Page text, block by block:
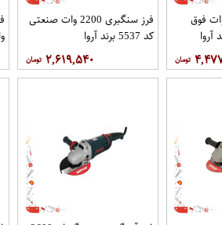
2200 وات فوق
فرز سنگبری 2200 وات صنعتی
کد 5537 برند آروا
۲,۶۱۹,۵۴۰